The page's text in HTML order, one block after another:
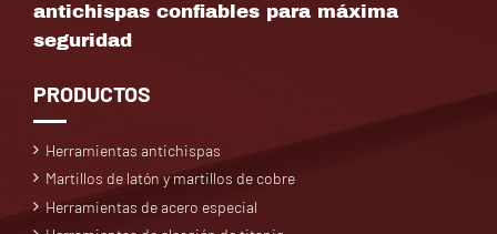
antichispas confiables para máxima
seguridad
PRODUCTOS
Herramientas antichispas
Martillos de latón y martillos de cobre
Herramientas de acero especial